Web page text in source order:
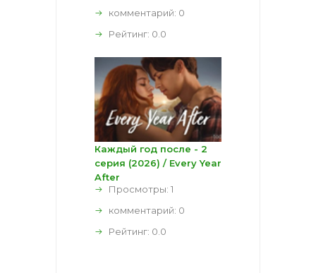
комментарий: 0
Рейтинг: 0.0
Каждый год после - 2
серия (2026) / Every Year
After
Просмотры: 1
комментарий: 0
Рейтинг: 0.0